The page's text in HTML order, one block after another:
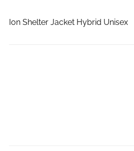
Ion Shelter Jacket Hybrid Unisex